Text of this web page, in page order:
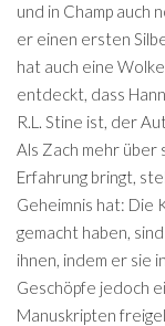
und in Champ auch
er einen ersten
hat auch eine
entdeckt, dass
R.L. Stine ist, der
Als Zach mehr über
Erfahrung bringt,
Geheimnis hat: Die
gemacht haben,
ihnen, indem er sie
Geschöpfe jedoch
Manuskripten